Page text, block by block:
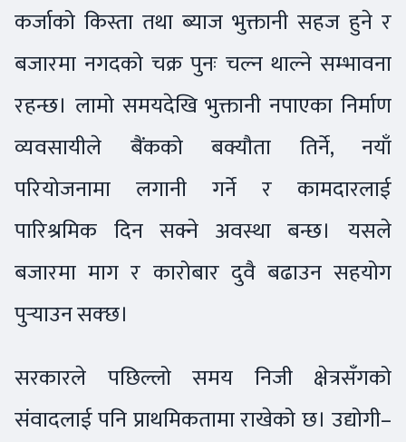
कर्जाको किस्ता तथा ब्याज भुक्तानी सहज हुने र
बजारमा नगदको चक्र पुनः चल्न थाल्ने सम्भावना
रहन्छ। लामो समयदेखि भुक्तानी नपाएका निर्माण
व्यवसायीले बैंकको बक्यौता तिर्ने, नयाँ
परियोजनामा लगानी गर्ने र कामदारलाई
पारिश्रमिक दिन सक्ने अवस्था बन्छ। यसले
बजारमा माग र कारोबार दुवै बढाउन सहयोग
पुर्‍याउन सक्छ।
सरकारले पछिल्लो समय निजी क्षेत्रसँगको
संवादलाई पनि प्राथमिकतामा राखेको छ। उद्योगी–